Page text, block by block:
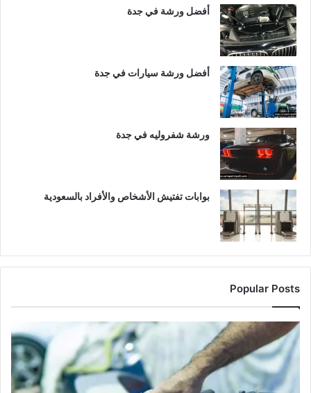
أفضل ورشة في جدة
أفضل ورشة سيارات في جدة
ورشة شفروليه في جدة
بوابات تفتيش الأشخاص والأفراد بالسعودية
Popular Posts